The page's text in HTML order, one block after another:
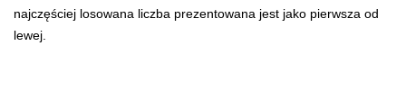
najczęściej losowana liczba prezentowana jest jako pierwsza od
lewej.